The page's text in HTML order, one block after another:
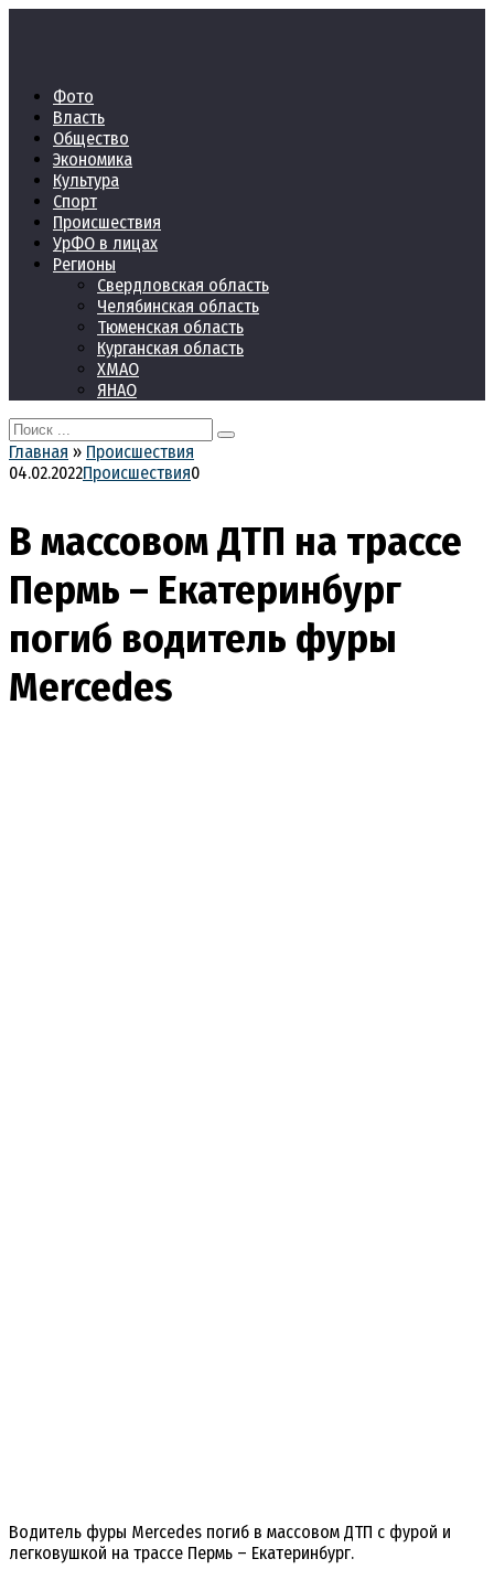
Фото
Власть
Общество
Экономика
Культура
Спорт
Происшествия
УрФО в лицах
Регионы
Свердловская область
Челябинская область
Тюменская область
Курганская область
ХМАО
ЯНАО
Search
for:
Главная » Происшествия
04.02.2022Происшествия0
В массовом ДТП на трассе
Пермь – Екатеринбург
погиб водитель фуры
Mercedes
Водитель фуры Mercedes погиб в массовом ДТП с фурой и
легковушкой на трассе Пермь – Екатеринбург.